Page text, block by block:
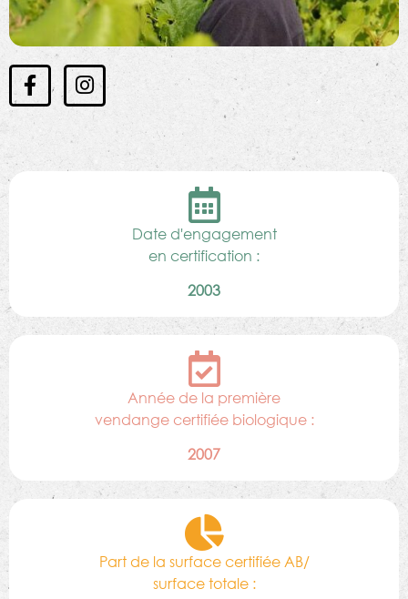
Date d'engagement
en certification :
2003
Année de la première
vendange certifiée biologique :
2007
Part de la surface certifiée AB/
surface totale :